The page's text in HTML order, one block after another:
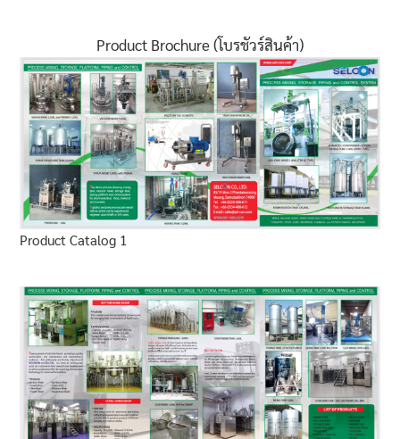
Product Brochure (โบรชัวร์สินค้า)
Product Catalog 1